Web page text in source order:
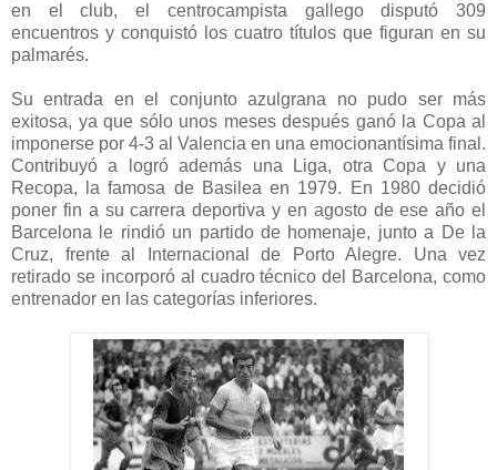
en el club, el centrocampista gallego disputó 309
encuentros y conquistó los cuatro títulos que figuran en su
palmarés.
Su entrada en el conjunto azulgrana no pudo ser más
exitosa, ya que sólo unos meses después ganó la Copa al
imponerse por 4-3 al Valencia en una emocionantísima final.
Contribuyó a logró además una Liga, otra Copa y una
Recopa, la famosa de Basilea en 1979. En 1980 decidió
poner fin a su carrera deportiva y en agosto de ese año el
Barcelona le rindió un partido de homenaje, junto a De la
Cruz, frente al Internacional de Porto Alegre. Una vez
retirado se incorporó al cuadro técnico del Barcelona, como
entrenador en las categorías inferiores.